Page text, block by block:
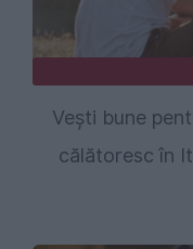
Vești bune
călătoresc în